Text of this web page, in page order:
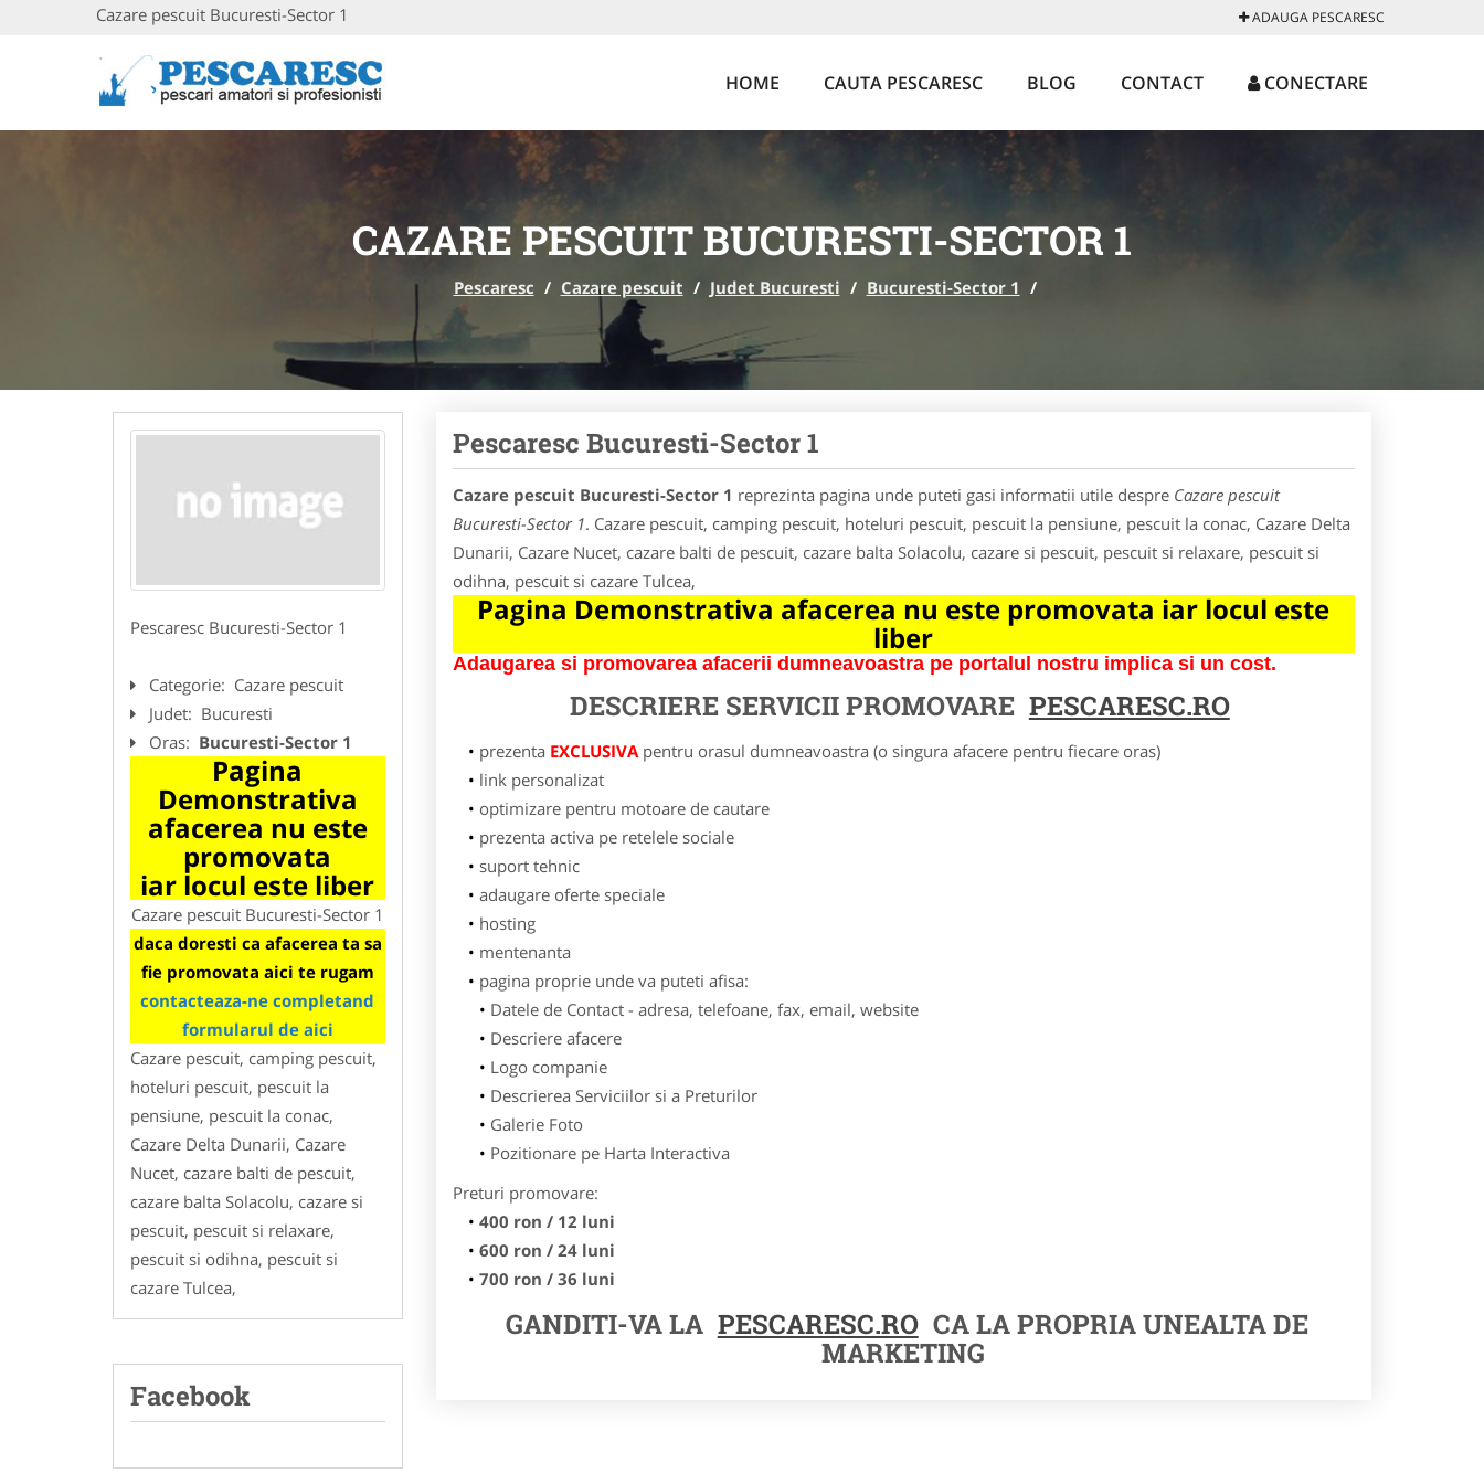
Cazare pescuit Bucuresti-Sector 1 ADAUGA PESCARESC
HOME CAUTA PESCARESC BLOG CONTACT CONECTARE
CAZARE PESCUIT BUCURESTI-SECTOR 1
Pescaresc / Cazare pescuit / Judet Bucuresti / Bucuresti-Sector 1 /
Pescaresc Bucuresti-Sector 1
Categorie: Cazare pescuit
Judet: Bucuresti
Oras: Bucuresti-Sector 1
Pagina
Demonstrativa
afacerea nu este
promovata
iar locul este liber
Cazare pescuit Bucuresti-Sector 1
daca doresti ca afacerea ta sa
fie promovata aici te rugam
contacteaza-ne completand
formularul de aici
Cazare pescuit, camping pescuit,
hoteluri pescuit, pescuit la
pensiune, pescuit la conac,
Cazare Delta Dunarii, Cazare
Nucet, cazare balti de pescuit,
cazare balta Solacolu, cazare si
pescuit, pescuit si relaxare,
pescuit si odihna, pescuit si
cazare Tulcea,
Facebook
Pescaresc Bucuresti-Sector 1
Cazare pescuit Bucuresti-Sector 1 reprezinta pagina unde puteti gasi informatii utile despre Cazare pescuit
Bucuresti-Sector 1. Cazare pescuit, camping pescuit, hoteluri pescuit, pescuit la pensiune, pescuit la conac, Cazare Delta
Dunarii, Cazare Nucet, cazare balti de pescuit, cazare balta Solacolu, cazare si pescuit, pescuit si relaxare, pescuit si
odihna, pescuit si cazare Tulcea,
Pagina Demonstrativa afacerea nu este promovata iar locul este
liber
Adaugarea si promovarea afacerii dumneavoastra pe portalul nostru implica si un cost.
DESCRIERE SERVICII PROMOVARE PESCARESC.RO
prezenta EXCLUSIVApentru orasul dumneavoastra (o singura afacere pentru fiecare oras)
link personalizat
optimizare pentru motoare de cautare
prezenta activa pe retelele sociale
suport tehnic
adaugare oferte speciale
hosting
mentenanta
pagina proprie unde va puteti afisa:
Datele de Contact - adresa, telefoane, fax, email, website
Descriere afacere
Logo companie
Descrierea Serviciilor si a Preturilor
Galerie Foto
Pozitionare pe Harta Interactiva
Preturi promovare:
400 ron / 12 luni
600 ron / 24 luni
700 ron / 36 luni
GANDITI-VA LA PESCARESC.RO CA LA PROPRIA UNEALTA DE
MARKETING